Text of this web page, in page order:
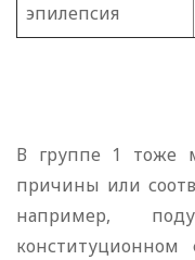
эпилепсия
В группе 1 тоже
причины или
например,
конституционном